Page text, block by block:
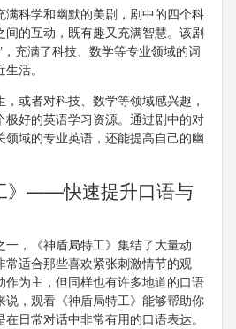
满科学和幽默的美剧，剧中的四个科
的互动，既有趣又充满智慧。该剧
充满了科技、数学等专业领域的词
活。
或者对科技、数学等领域感兴趣，
极好的英语学习资源。通过剧中的对
域的专业英语，还能提高自己的幽
》——快速提升口语与
，《神盾局特工》集结了大量动
适合那些喜欢紧张刺激情节的观
为主，但同样也有许多地道的口语
，观看《神盾局特工》能够帮助你
日常对话中非常有用的口语表达。